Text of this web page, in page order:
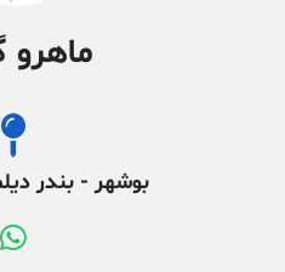
ماهرو
بوشهر - بندر